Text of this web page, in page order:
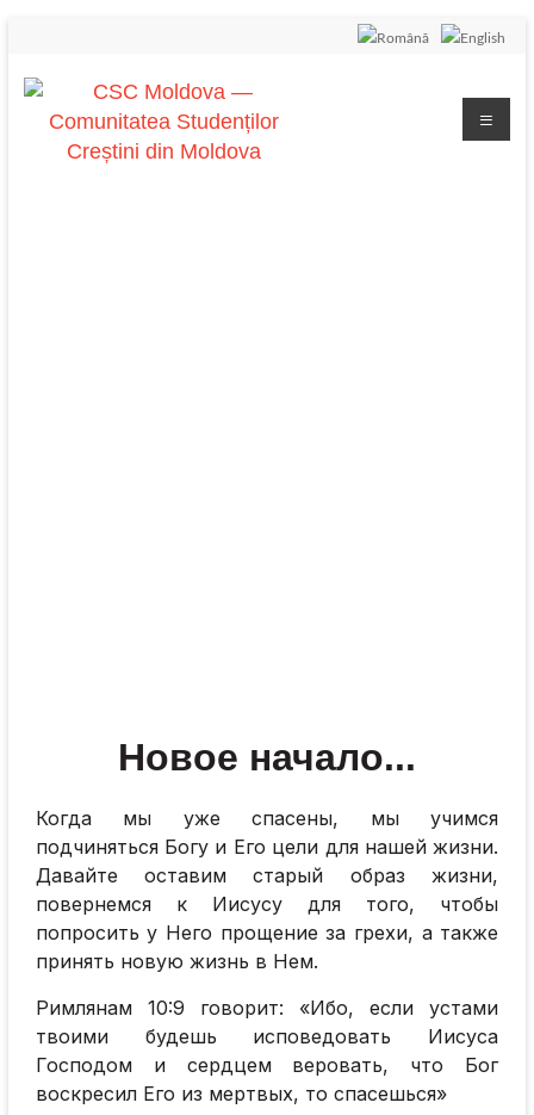
Новое начало...
Когда мы уже спасены, мы учимся
подчиняться Богу и Его цели для нашей жизни.
Давайте оставим старый образ жизни,
повернемся к Иисусу для того, чтобы
попросить у Него прощение за грехи, а также
принять новую жизнь в Нем.
Римлянам 10:9 говорит: «Ибо, если устами
твоими будешь исповедовать Иисуса
Господом и сердцем веровать, что Бог
воскресил Его из мертвых, то спасешься»